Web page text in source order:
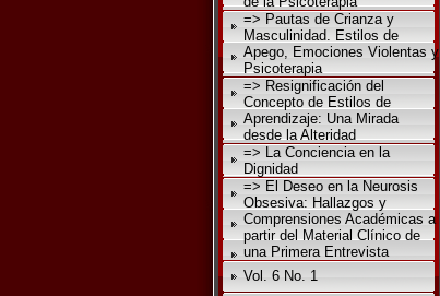
=> Pautas de Crianza y
Masculinidad. Estilos de
Apego, Emociones Violentas y
Psicoterapia
=> Resignificación del
Concepto de Estilos de
Aprendizaje: Una Mirada
desde la Alteridad
=> La Conciencia en la
Dignidad
=> El Deseo en la Neurosis
Obsesiva: Hallazgos y
Comprensiones Académicas a
partir del Material Clínico de
una Primera Entrevista
Vol. 6 No. 1